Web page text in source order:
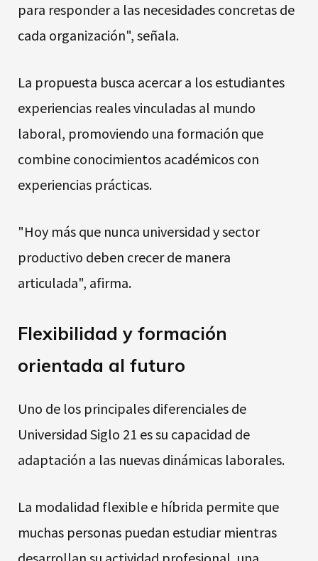
para responder a las necesidades concretas de
cada organización", señala.
La propuesta busca acercar a los estudiantes
experiencias reales vinculadas al mundo
laboral, promoviendo una formación que
combine conocimientos académicos con
experiencias prácticas.
"Hoy más que nunca universidad y sector
productivo deben crecer de manera
articulada", afirma.
Flexibilidad y formación
orientada al futuro
Uno de los principales diferenciales de
Universidad Siglo 21 es su capacidad de
adaptación a las nuevas dinámicas laborales.
La modalidad flexible e híbrida permite que
muchas personas puedan estudiar mientras